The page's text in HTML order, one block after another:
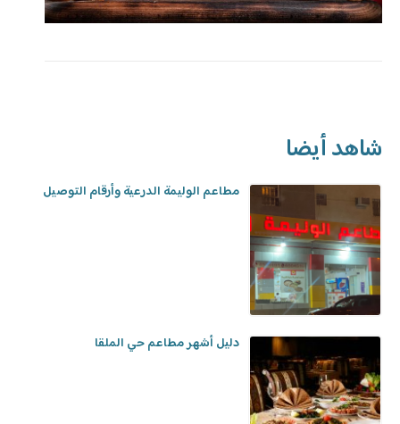
شاهد أيضا
مطاعم الوليمة الدرعية وأرقام التوصيل
دليل أشهر مطاعم حي الملقا